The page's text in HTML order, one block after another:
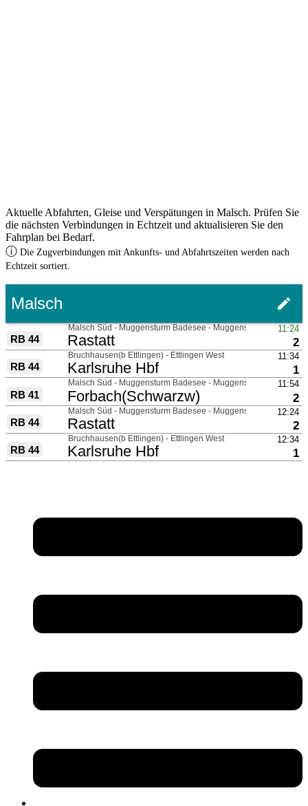
Aktuelle Abfahrten, Gleise und Verspätungen in Malsch. Prüfen Sie
die nächsten Verbindungen in Echtzeit und aktualisieren Sie den
Fahrplan bei Bedarf.
ⓘ Die Zugverbindungen mit Ankunfts- und Abfahrtszeiten werden nach
Echtzeit sortiert.